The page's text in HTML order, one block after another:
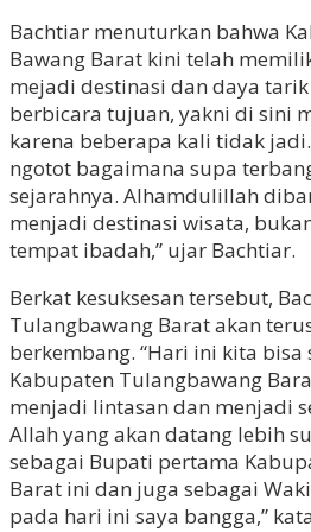
Bachtiar menuturkan bahwa
Bawang Barat kini telah
mejadi destinasi dan daya
berbicara tujuan, yakni di sini
karena beberapa kali tidak
ngotot bagaimana supa
sejarahnya. Alhamdulillah
menjadi destinasi wisata,
tempat ibadah,” ujar Bachtiar.
Berkat kesuksesan tersebut,
Tulangbawang Barat akan
berkembang. “Hari ini kita bisa
Kabupaten Tulangbawang
menjadi lintasan dan menjadi
Allah yang akan datang lebih
sebagai Bupati pertama
Barat ini dan juga sebagai
pada hari ini saya bangga,”